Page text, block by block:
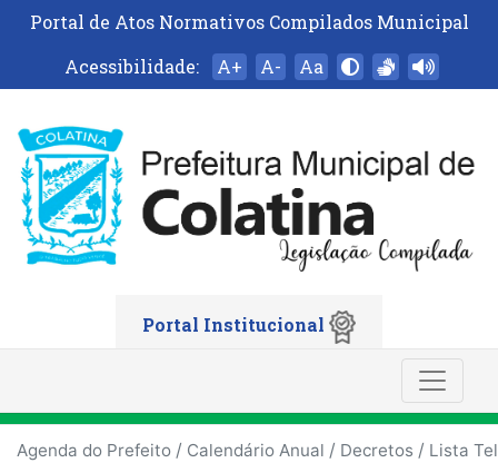
Portal de Atos Normativos Compilados Municipal
Acessibilidade:
A+ A- Aa
Portal Institucional
Agenda do Prefeito / Calendário Anual / Decretos / Lista